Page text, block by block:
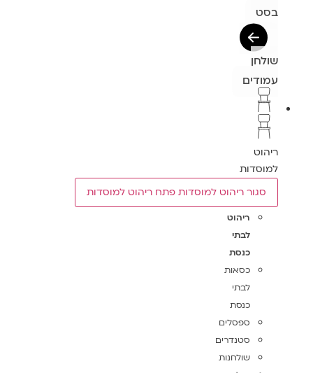
בסט
שולחן
עמודים
ריהוט
למוסדות
סגור ריהוט למוסדות פתח ריהוט למוסדות
ריהוט
לבתי
כנסת
כסאות
לבתי
כנסת
ספסלים
סטנדרים
שולחנות